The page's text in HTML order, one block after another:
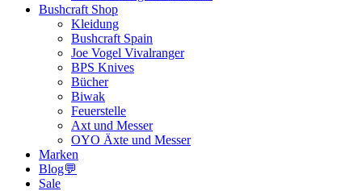
Bushcraft Shop
Kleidung
Bushcraft Spain
Joe Vogel Vivalranger
BPS Knives
Bücher
Biwak
Feuerstelle
Axt und Messer
OYO Äxte und Messer
Marken
Blog💬
Sale